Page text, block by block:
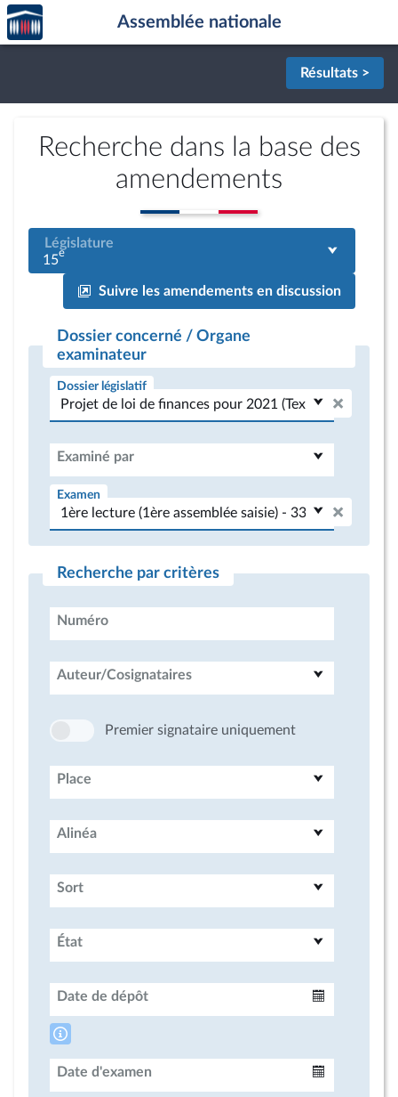
Aller au contenu
Aller en bas de la page
Accèder
à la
page
Assemblée nationale
Résultats >
Recherche dans la base des
amendements
Législature
15e
Suivre les amendements en discussion
Dossier concerné / Organe
examinateur
Dossier législatif
Examiné par
Examen
Recherche par critères
Numéro
Auteur/Cosignataires
Premier signataire uniquement
Place
Alinéa
Sort
État
Date de dépôt
Date d'examen